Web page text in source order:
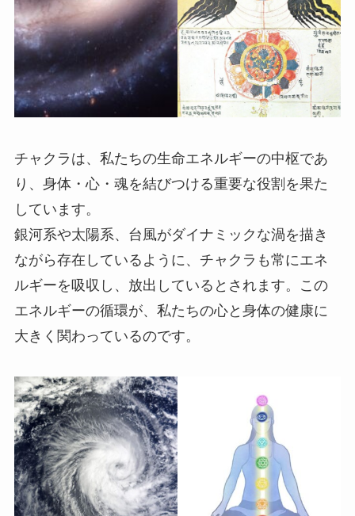
チャクラは、私たちの生命エネルギーの中枢であ
り、身体・心・魂を結びつける重要な役割を果た
しています。
銀河系や太陽系、台風がダイナミックな渦を描き
ながら存在しているように、チャクラも常にエネ
ルギーを吸収し、放出しているとされます。この
エネルギーの循環が、私たちの心と身体の健康に
大きく関わっているのです。